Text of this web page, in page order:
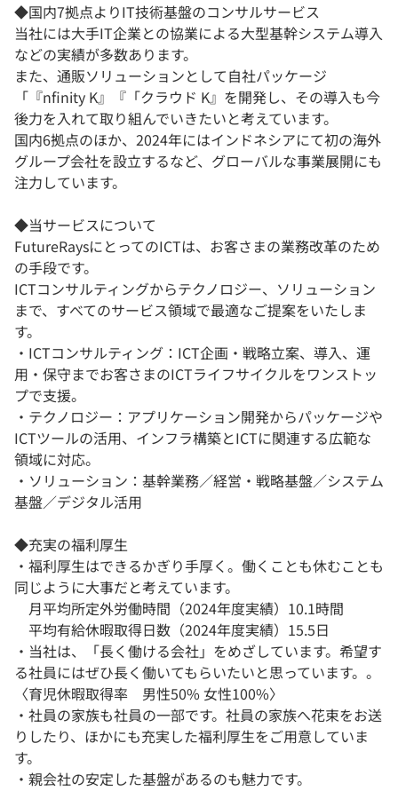
◆国内7拠点よりIT技術基盤のコンサルサービス
当社には大手IT企業との協業による大型基幹システム導入
などの実績が多数あります。
また、通販ソリューションとして自社パッケージ
「『nfinity K』『「クラウド K』を開発し、その導入も今
後力を入れて取り組んでいきたいと考えています。
国内6拠点のほか、2024年にはインドネシアにて初の海外
グループ会社を設立するなど、グローバルな事業展開にも
注力しています。
◆当サービスについて
FutureRaysにとってのICTは、お客さまの業務改革のため
の手段です。
ICTコンサルティングからテクノロジー、ソリューション
まで、すべてのサービス領域で最適なご提案をいたしま
す。
・ICTコンサルティング：ICT企画・戦略立案、導入、運
用・保守までお客さまのICTライフサイクルをワンストッ
プで支援。
・テクノロジー：アプリケーション開発からパッケージや
ICTツールの活用、インフラ構築とICTに関連する広範な
領域に対応。
・ソリューション：基幹業務／経営・戦略基盤／システム
基盤／デジタル活用
◆充実の福利厚生
・福利厚生はできるかぎり手厚く。働くことも休むことも
同じように大事だと考えています。
月平均所定外労働時間（2024年度実績）10.1時間
平均有給休暇取得日数（2024年度実績）15.5日
・当社は、「長く働ける会社」をめざしています。希望す
る社員にはぜひ長く働いてもらいたいと思っています。。
〈育児休暇取得率 男性50% 女性100%〉
・社員の家族も社員の一部です。社員の家族へ花束をお送
りしたり、ほかにも充実した福利厚生をご用意していま
す。
・親会社の安定した基盤があるのも魅力です。